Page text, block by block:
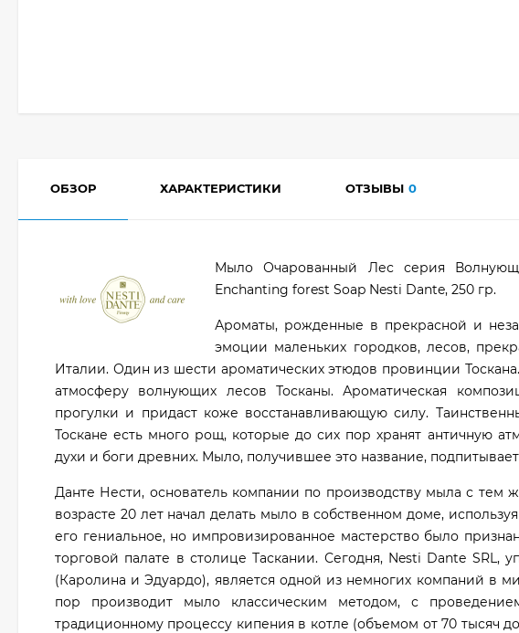
ОБЗОР ХАРАКТЕРИСТИКИ ОТЗЫВЫ 0
Мыло Очарованный Лес серия
Enchanting forest Soap Nesti Dante, 250 гр.
Ароматы, рожденные в прекрасной и
эмоции маленьких городков, лесов,
Италии. Один из шести ароматических этюдов провинции
атмосферу волнующих лесов Тосканы. Ароматическая
прогулки и придаст коже восстанавливающую силу.
Тоскане есть много рощ, которые до сих пор хранят античную
духи и боги древних. Мыло, получившее это название,
Данте Нести, основатель компании по производству мыла с тем
возрасте 20 лет начал делать мыло в собственном доме,
его гениальное, но импровизированное мастерство было
торговой палате в столице Таскании. Сегодня, Nesti Dante
(Каролина и Эдуардо), является одной из немногих компаний в
пор производит мыло классическим методом, с
традиционному процессу кипения в котле (объемом от 70 тысяч